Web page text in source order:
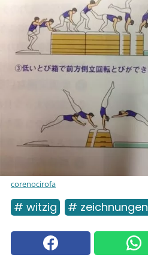
corenocirofa
# witzig # zeichnungen